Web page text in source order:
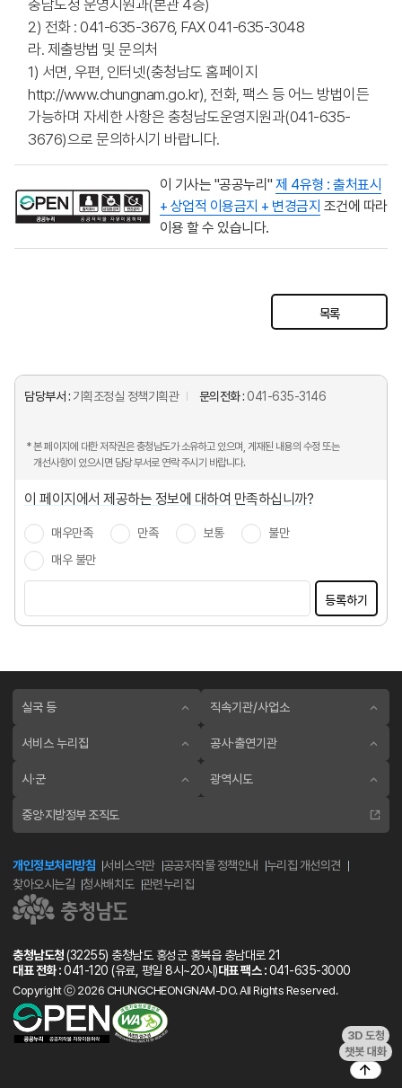
충남도청 운영지원과(본관 4층)
2) 전화 : 041-635-3676, FAX 041-635-3048
라. 제출방법 및 문의처
1) 서면, 우편, 인터넷(충청남도 홈페이지
http://www.chungnam.go.kr), 전화, 팩스 등 어느 방법이든
가능하며 자세한 사항은 충청남도운영지원과(041-635-
3676)으로 문의하시기 바랍니다.
이 기사는 "공공누리"제 4유형 : 출처표시
+ 상업적 이용금지 + 변경금지 조건에 따라
이용 할 수 있습니다.
목록
담당부서 : 기획조정실 정책기획관 문의전화 : 041-635-3146
* 본 페이지에 대한 저작권은 충청남도가 소유하고 있으며, 게재된 내용의 수정 또는
개선사항이 있으시면 담당 부서로 연락 주시기 바랍니다.
이 페이지에서 제공하는 정보에 대하여 만족하십니까?
매우만족 만족 보통
불만
매우 불만
등록하기
3D 도청
챗봇 대화
실국 등 직속기관/사업소
서비스 누리집 공사·출연기관
시·군 광역시도
중앙·지방정부 조직도
개인정보처리방침 서비스약관 공공저작물 정책안내
누리집 개선의견
찾아오시는길
청사배치도 관련누리집
충청남도청(32255) 충청남도 홍성군 홍북읍 충남대로 21
대표 전화 :041-120 (유료, 평일 8시~20시)대표 팩스 :041-635-3000
Copyright ⓒ 2026 CHUNGCHEONGNAM-DO. All Rights Reserved.